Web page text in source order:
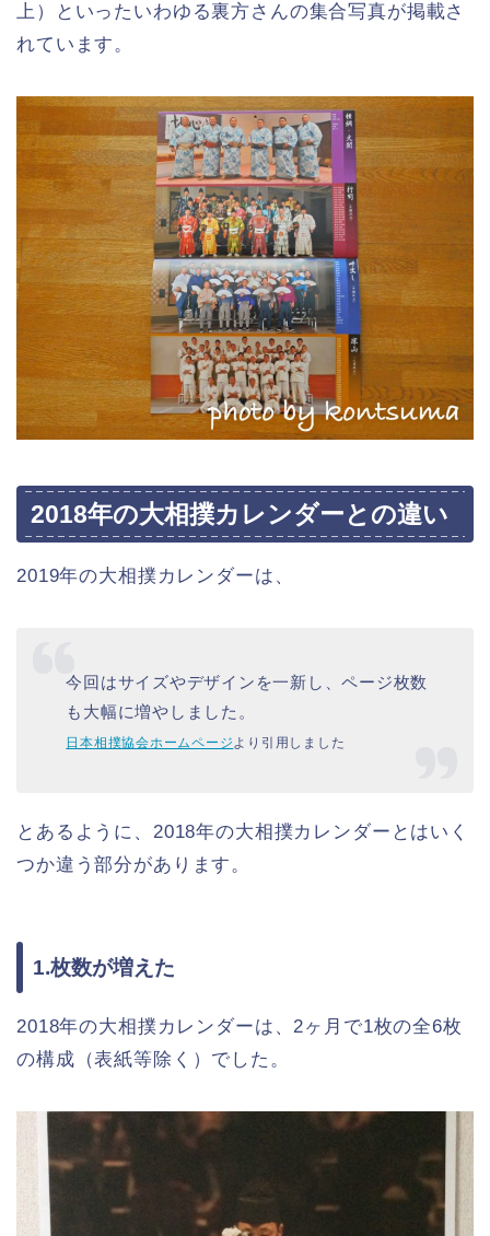
上）といったいわゆる裏方さんの集合写真が掲載さ
れています。
2018年の大相撲カレンダーとの違い
2019年の大相撲カレンダーは、
今回はサイズやデザインを一新し、ページ枚数
も大幅に増やしました。
日本相撲協会ホームページより引用しました
とあるように、2018年の大相撲カレンダーとはいく
つか違う部分があります。
1.枚数が増えた
2018年の大相撲カレンダーは、2ヶ月で1枚の全6枚
の構成（表紙等除く）でした。